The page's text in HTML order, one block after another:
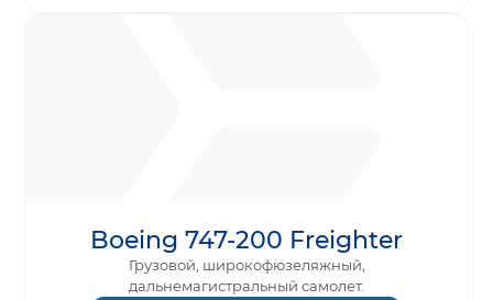
Boeing 747-200 Freighter
Грузовой, широкофюзеляжный,
дальнемагистральный самолет.